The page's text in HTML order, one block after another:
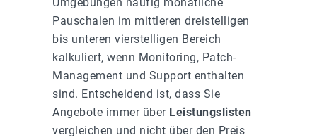
Pauschalen im mittleren dreistelligen
bis unteren vierstelligen Bereich
kalkuliert, wenn Monitoring, Patch-
Management und Support enthalten
sind. Entscheidend ist, dass Sie
Angebote immer über Leistungslisten
vergleichen und nicht über den Preis